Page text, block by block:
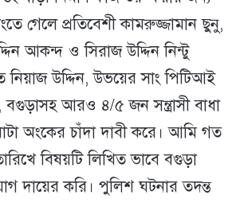
গেলে প্রতিবেশী কামরুজ্জামান ছুনু,
আকন্দ ও সিরাজ উদ্দিন নিন্টু
নিয়াজ উদ্দিন, উভয়ের সাং পিটিআই
বগুড়াসহ আরও ৪/৫ জন সন্ত্রাসী বাধা
অংকের চাঁদা দাবী করে। আমি গত
বিষয়টি লিখিত ভাবে বগুড়া
দায়ের করি। পুলিশ ঘটনার তদন্ত